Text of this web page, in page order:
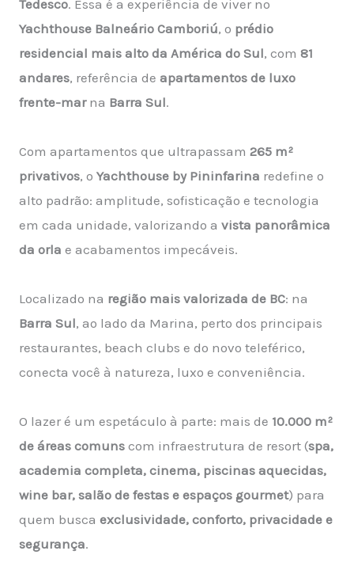
Tedesco. Essa é a experiência de viver no
Yachthouse Balneário Camboriú, o prédio
residencial mais alto da América do Sul, com 81
andares, referência de apartamentos de luxo
frente-marna Barra Sul.
Com apartamentos que ultrapassam 265 m²
privativos, o Yachthouse by Pininfarina redefine o
alto padrão: amplitude, sofisticação e tecnologia
em cada unidade, valorizando a vista panorâmica
da orla e acabamentos impecáveis.
Localizado na região mais valorizada de BC: na
Barra Sul, ao lado da Marina, perto dos principais
restaurantes, beach clubs e do novo teleférico,
conecta você à natureza, luxo e conveniência.
O lazer é um espetáculo à parte: mais de 10.000 m²
de áreas comuns com infraestrutura de resort (spa,
academia completa, cinema, piscinas aquecidas,
wine bar, salão de festas e espaços gourmet) para
quem busca exclusividade, conforto, privacidade e
segurança.